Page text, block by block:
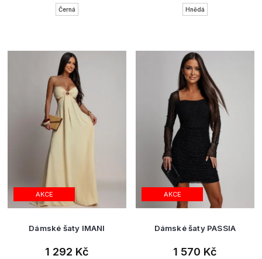
Černá Hnědá
AKCE
Dámské šaty IMANI
1 292 Kč
AKCE
Dámské šaty PASSIA
1 570 Kč